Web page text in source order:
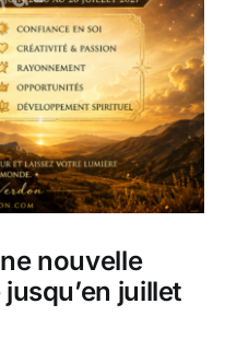
nouvelle
juillet